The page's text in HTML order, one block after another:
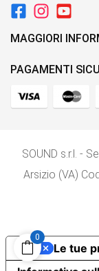
MAGGIORI
PAGAMENTI
SOUND s.r.l. -
Arsizio (VA)
0
Le tue